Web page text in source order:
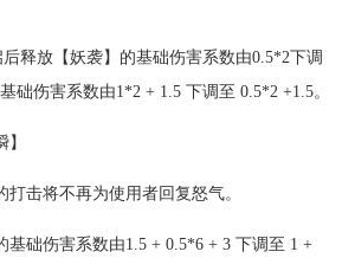
释放【妖袭】的基础伤害系数由0.5*2下调
础伤害系数由1*2 + 1.5 下调至 0.5*2 +1.5。
打击将不再为使用者回复怒气。
基础伤害系数由1.5 + 0.5*6 + 3 下调至 1 +